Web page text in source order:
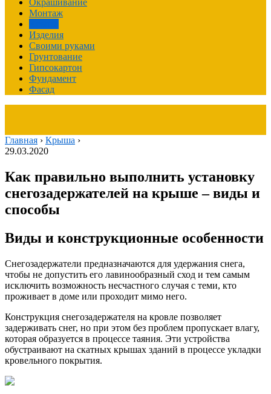
Окрашивание
Монтаж
Изделия
Своими руками
Грунтование
Гипсокартон
Фундамент
Фасад
Главная › Крыша ›
29.03.2020
Как правильно выполнить установку
снегозадержателей на крыше – виды и
способы
Виды и конструкционные особенности
Снегозадержатели предназначаются для удержания снега,
чтобы не допустить его лавинообразный сход и тем самым
исключить возможность несчастного случая с теми, кто
проживает в доме или проходит мимо него.
Конструкция снегозадержателя на кровле позволяет
задерживать снег, но при этом без проблем пропускает влагу,
которая образуется в процессе таяния. Эти устройства
обустраивают на скатных крышах зданий в процессе укладки
кровельного покрытия.